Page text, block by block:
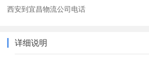
西安到宜昌物流公司电话
详细说明